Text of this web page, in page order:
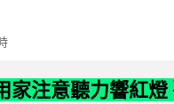
家注意聽力響紅燈